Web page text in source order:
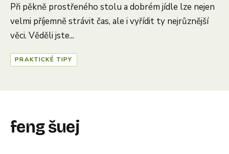
Při pěkně prostřeného stolu a dobrém jídle lze nejen
velmi příjemně strávit čas, ale i vyřídit ty nejrůznější
věci. Věděli jste...
PRAKTICKÉ TIPY
feng šuej